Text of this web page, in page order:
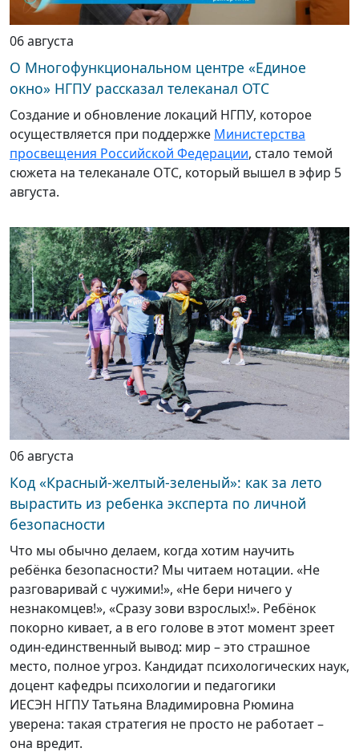
06 августа
О Многофункциональном центре «Единое
окно» НГПУ рассказал телеканал ОТС
Создание и обновление локаций НГПУ, которое
осуществляется при поддержке Министерства
просвещения Российской Федерации, стало темой
сюжета на телеканале ОТС, который вышел в эфир 5
августа.
06 августа
Код «Красный-желтый-зеленый»: как за лето
вырастить из ребенка эксперта по личной
безопасности
Что мы обычно делаем, когда хотим научить
ребёнка безопасности? Мы читаем нотации. «Не
разговаривай с чужими!», «Не бери ничего у
незнакомцев!», «Сразу зови взрослых!». Ребёнок
покорно кивает, а в его голове в этот момент зреет
один-единственный вывод: мир – это страшное
место, полное угроз. Кандидат психологических наук,
доцент кафедры психологии и педагогики
ИЕСЭН НГПУ Татьяна Владимировна Рюмина
уверена: такая стратегия не просто не работает –
она вредит.